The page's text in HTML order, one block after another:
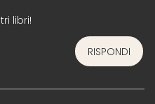
libri!
RISPONDI